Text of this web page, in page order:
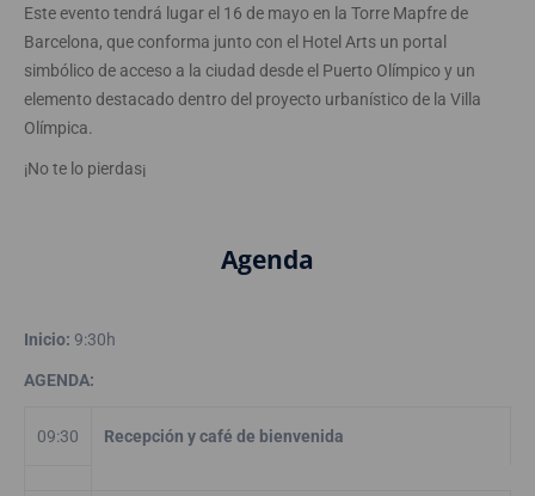
Este evento tendrá lugar el 16 de mayo en la Torre Mapfre de
Barcelona, que conforma junto con el Hotel Arts un portal
simbólico de acceso a la ciudad desde el Puerto Olímpico y un
elemento destacado dentro del proyecto urbanístico de la Villa
Olímpica.
¡No te lo pierdas¡
Agenda
Inicio: 9:30h
AGENDA:
09:30 Recepción y café de bienvenida